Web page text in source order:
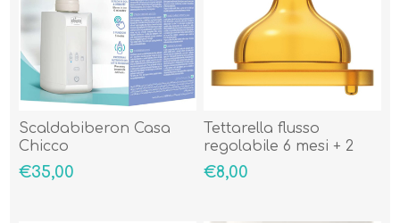
Scaldabiberon Casa
Chicco
€35,00
Tettarella flusso
regolabile 6 mesi + 2
pezzi
€8,00